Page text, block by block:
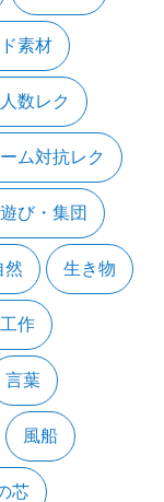
素材
数レク
ム対抗レク
び・集団
然 生き物
作
言葉
風船
芯